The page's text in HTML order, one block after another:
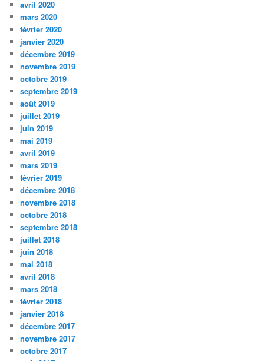
avril 2020
mars 2020
février 2020
janvier 2020
décembre 2019
novembre 2019
octobre 2019
septembre 2019
août 2019
juillet 2019
juin 2019
mai 2019
avril 2019
mars 2019
février 2019
décembre 2018
novembre 2018
octobre 2018
septembre 2018
juillet 2018
juin 2018
mai 2018
avril 2018
mars 2018
février 2018
janvier 2018
décembre 2017
novembre 2017
octobre 2017